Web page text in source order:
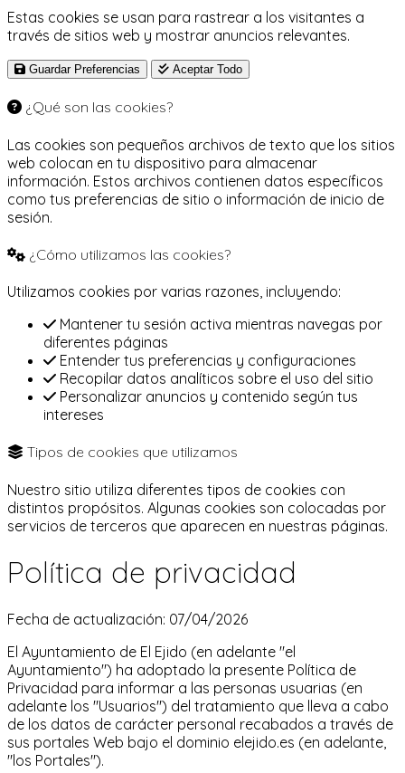
Estas cookies se usan para rastrear a los visitantes a
través de sitios web y mostrar anuncios relevantes.
Guardar Preferencias Aceptar Todo
¿Qué son las cookies?
Las cookies son pequeños archivos de texto que los sitios
web colocan en tu dispositivo para almacenar
información. Estos archivos contienen datos específicos
como tus preferencias de sitio o información de inicio de
sesión.
¿Cómo utilizamos las cookies?
Utilizamos cookies por varias razones, incluyendo:
Mantener tu sesión activa mientras navegas por
diferentes páginas
Entender tus preferencias y configuraciones
Recopilar datos analíticos sobre el uso del sitio
Personalizar anuncios y contenido según tus
intereses
Tipos de cookies que utilizamos
Nuestro sitio utiliza diferentes tipos de cookies con
distintos propósitos. Algunas cookies son colocadas por
servicios de terceros que aparecen en nuestras páginas.
Política de privacidad
Fecha de actualización: 07/04/2026
El Ayuntamiento de El Ejido (en adelante "el
Ayuntamiento") ha adoptado la presente Política de
Privacidad para informar a las personas usuarias (en
adelante los "Usuarios") del tratamiento que lleva a cabo
de los datos de carácter personal recabados a través de
sus portales Web bajo el dominio elejido.es (en adelante,
"los Portales").